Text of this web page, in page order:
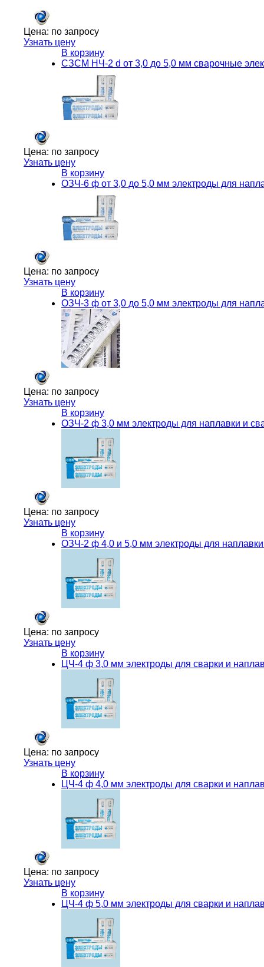
Цена: по запросу
Узнать цену
В корзину
СЗСМ НЧ-2 d от 3,0 до 5,0 мм сварочные
Цена: по запросу
Узнать цену
В корзину
ОЗЧ-6 ф от 3,0 до 5,0 мм электроды для
Цена: по запросу
Узнать цену
В корзину
ОЗЧ-3 ф от 3,0 до 5,0 мм электроды для
Цена: по запросу
Узнать цену
В корзину
ОЗЧ-2 ф 3,0 мм электроды для наплавки и
Цена: по запросу
Узнать цену
В корзину
ОЗЧ-2 ф 4,0 и 5,0 мм электроды для
Цена: по запросу
Узнать цену
В корзину
ЦЧ-4 ф 3,0 мм электроды для сварки и
Цена: по запросу
Узнать цену
В корзину
ЦЧ-4 ф 4,0 мм электроды для сварки и
Цена: по запросу
Узнать цену
В корзину
ЦЧ-4 ф 5,0 мм электроды для сварки и